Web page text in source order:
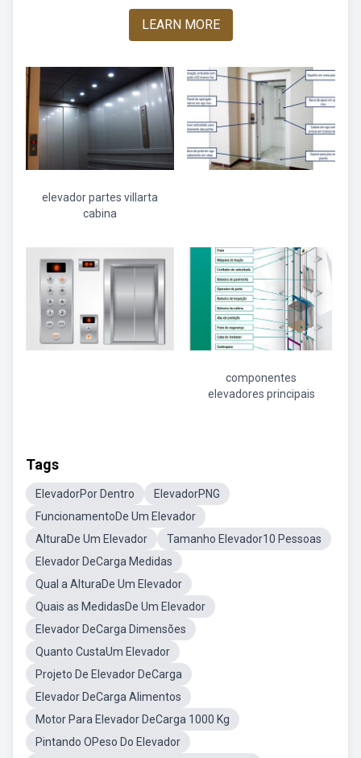
LEARN MORE
elevador partes villarta
cabina
componentes
elevadores principais
Tags
ElevadorPor Dentro
ElevadorPNG
FuncionamentoDe Um Elevador
AlturaDe Um Elevador
Tamanho Elevador10 Pessoas
Elevador DeCarga Medidas
Qual a AlturaDe Um Elevador
Quais as MedidasDe Um Elevador
Elevador DeCarga Dimensões
Quanto CustaUm Elevador
Projeto De Elevador DeCarga
Elevador DeCarga Alimentos
Motor Para Elevador DeCarga 1000 Kg
Pintando OPeso Do Elevador